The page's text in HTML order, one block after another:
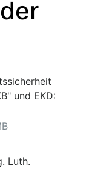
und EKD:
Luth.